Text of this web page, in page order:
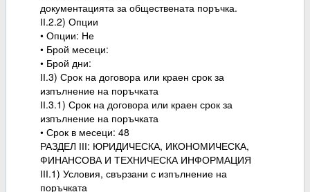
документацията за обществената поръчка.
ІІ.2.2) Опции
• Опции: Не
• Брой месеци:
• Брой дни:
ІІ.3) Срок на договора или краен срок за
изпълнение на поръчката
ІІ.3.1) Срок на договора или краен срок за
изпълнение на поръчката
• Срок в месеци: 48
РАЗДЕЛ ІІІ: ЮРИДИЧЕСКА, ИКОНОМИЧЕСКА,
ФИНАНСОВА И ТЕХНИЧЕСКА ИНФОРМАЦИЯ
ІІІ.1) Условия, свързани с изпълнение на
поръчката